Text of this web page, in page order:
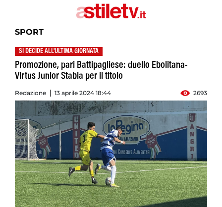
SPORT
SI DECIDE ALL'ULTIMA GIORNATA
Promozione, pari Battipagliese: duello Ebolitana-
Virtus Junior Stabia per il titolo
Redazione 13 aprile 2024 18:44 2693